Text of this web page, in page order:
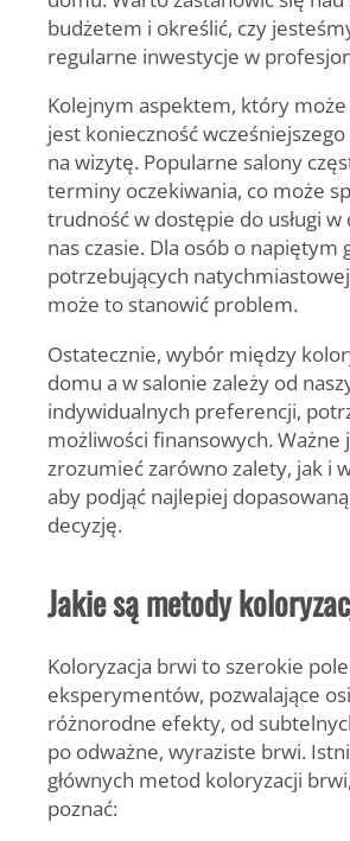
budżetem i określić, czy
regularne inwestycje w
Kolejnym aspektem, który może
jest konieczność
na wizytę. Popularne salony
terminy oczekiwania, co może
trudność w dostępie do usługi
nas czasie. Dla osób o napiętym
potrzebujących
może to stanowić problem.
Ostatecznie, wybór między
domu a w salonie zależy od
indywidualnych preferencji,
możliwości finansowych. Ważne
zrozumieć zarówno zalety, jak i
aby podjąć najlepiej
decyzję.
Jakie są metody
Koloryzacja brwi to szerokie
eksperymentów, pozwalające
różnorodne efekty, od
po odważne, wyraziste brwi.
głównych metod koloryzacji
poznać: